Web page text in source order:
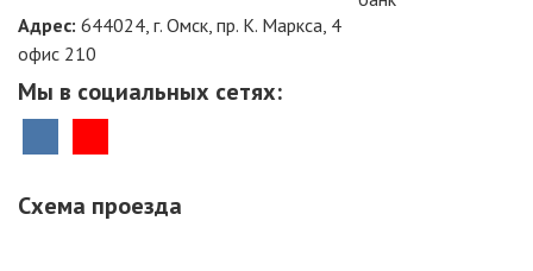
Адрес: 644024, г. Омск, пр. К. Маркса, 4
офис 210
Мы в социальных сетях:
Схема проезда